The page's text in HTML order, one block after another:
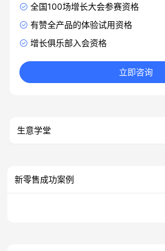
全国100场增长大会参赛资格
有赞全产品的体验试用资格
增长俱乐部入会资格
立即咨询
生意学堂
新零售成功案例